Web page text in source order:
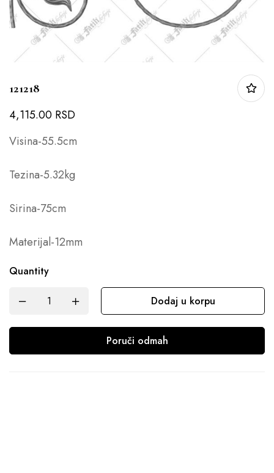
121218
4,115.00 RSD
Visina-55.5cm
Tezina-5.32kg
Sirina-75cm
Materijal-12mm
Quantity
Dodaj u korpu
Poruči odmah